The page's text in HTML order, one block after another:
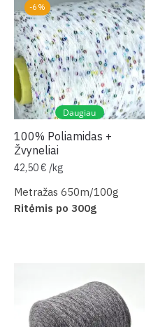
-6%
Daugiau
100% Poliamidas +
Žvyneliai
42,50€ /kg
Metražas 650m/100g
Ritėmis po 300g